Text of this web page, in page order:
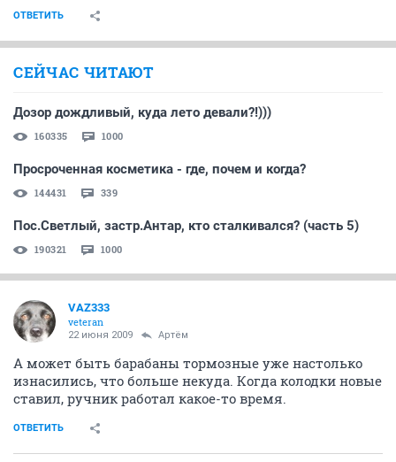
ОТВЕТИТЬ
СЕЙЧАС ЧИТАЮТ
Дозор дождливый, куда лето девали?!)))
160335 1000
Просроченная косметика - где, почем и когда?
144431 339
Пос.Светлый, застр.Антар, кто сталкивался? (часть 5)
190321 1000
VAZ333
veteran
22 июня 2009 Артём
А может быть барабаны тормозные уже настолько
изнасились, что больше некуда. Когда колодки новые
ставил, ручник работал какое-то время.
ОТВЕТИТЬ